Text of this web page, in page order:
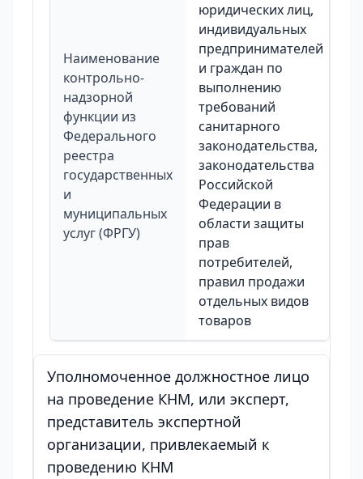
Наименование
контрольно-
надзорной
функции из
Федерального
реестра
государственных
и
муниципальных
услуг (ФРГУ)
юридических лиц,
индивидуальных
предпринимателей
и граждан по
выполнению
требований
санитарного
законодательства,
законодательства
Российской
Федерации в
области защиты
прав
потребителей,
правил продажи
отдельных видов
товаров
Уполномоченное должностное лицо
на проведение КНМ, или эксперт,
представитель экспертной
организации, привлекаемый к
проведению КНМ